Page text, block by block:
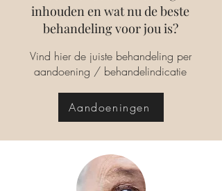
inhouden en wat nu de beste
behandeling voor jou is?
Vind hier de juiste behandeling per
aandoening / behandelindicatie
Aandoeningen